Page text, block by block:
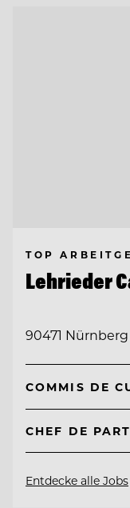
TOP
Lehrieder
90471
COMMIS DE
CHEF DE
Entdecke alle Jobs